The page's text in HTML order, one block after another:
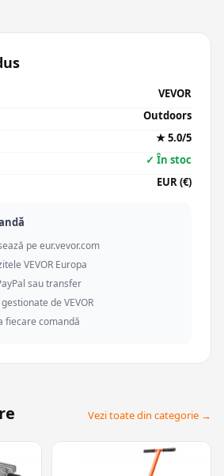
VEVOR
Outdoors
★ 5.0/5
✓ În stoc
EUR (€)
pe eur.vevor.com
VEVOR Europa
sau transfer
de VEVOR
fiecare comandă
Vezi toate din categorie →